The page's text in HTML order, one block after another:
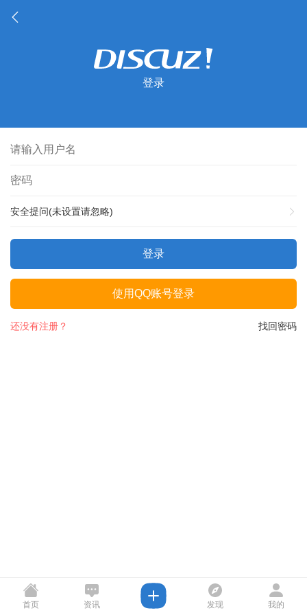
登录
安全提问(未设置请忽略)
登录
使用QQ账号登录
找回密码
还没有注册？
首页 资讯 发现 我的